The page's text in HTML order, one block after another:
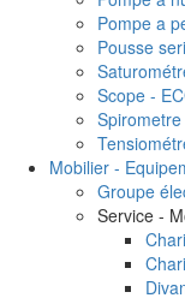
Pompe a
Pousse
Scope -
Spirometre
Mobilier -
Groupe
Service -